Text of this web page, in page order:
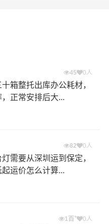
45 0人
箱整托出库办公耗材，
正常安排后大...
82 0人
需要从深圳运到保定，
运价怎么计算...
1百+ 0人